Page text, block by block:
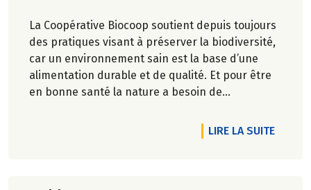
La Coopérative Biocoop soutient depuis toujours
des pratiques visant à préserver la biodiversité,
car un environnement sain est la base d’une
alimentation durable et de qualité. Et pour être
en bonne santé la nature a besoin de
LIRE LA SUITEDE